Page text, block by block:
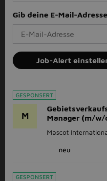
Gib deine E-Mail-
Job-Alert
GESPONSERT
M
Manager (m/w/
Mascot
neu
GESPONSERT